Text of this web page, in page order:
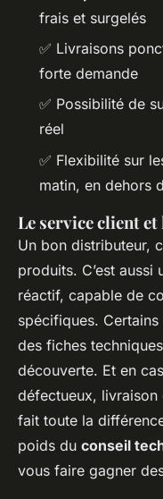
frais et surgelés
✅ Livraisons
forte demande
✅ Possibilité de
réel
✅ Flexibilité sur
matin, en dehors
Le service client
Un bon distributeur,
produits. C’est
réactif, capable de
spécifiques.
des fiches
découverte. Et en
défectueux, livraison
fait toute la
poids du conseil
vous faire gagner